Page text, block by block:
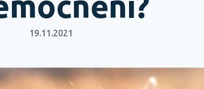
19.11.2021